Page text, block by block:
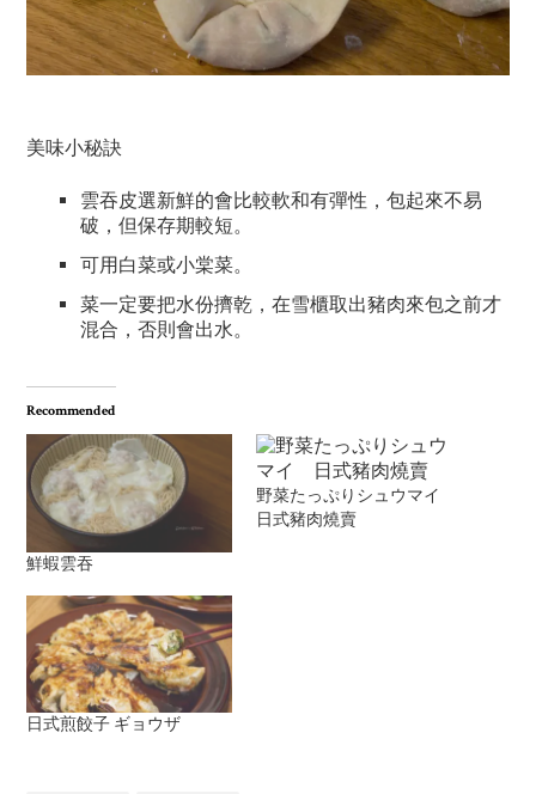
美味小秘訣
雲吞皮選新鮮的會比較軟和有彈性，包起來不易
破，但保存期較短。
可用白菜或小棠菜。
菜一定要把水份擠乾，在雪櫃取出豬肉來包之前才
混合，否則會出水。
Recommended
鮮蝦雲吞
野菜たっぷりシュウマイ
日式豬肉燒賣
日式煎餃子 ギョウザ